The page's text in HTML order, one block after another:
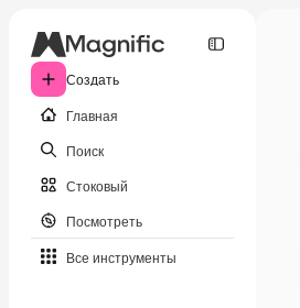
Создать
Главная
Поиск
Стоковый
Посмотреть
Все инструменты